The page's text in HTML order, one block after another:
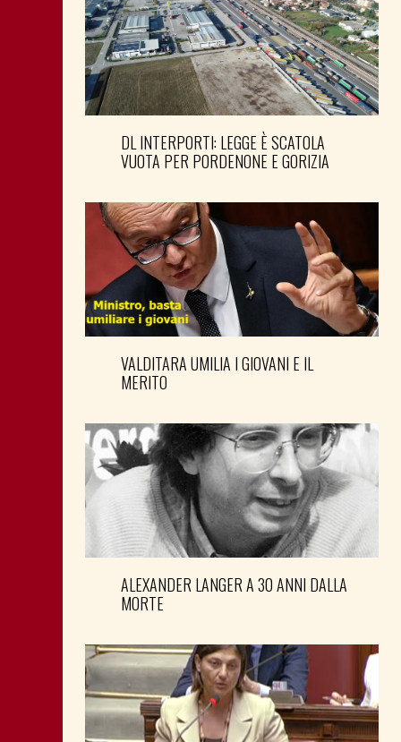
DL INTERPORTI: LEGGE È SCATOLA
VUOTA PER PORDENONE E GORIZIA
VALDITARA UMILIA I GIOVANI E IL
MERITO
ALEXANDER LANGER A 30 ANNI DALLA
MORTE